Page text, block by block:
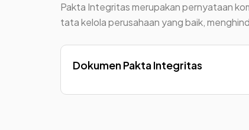
Pakta Integritas merupakan pernyataan
tata kelola perusahaan yang baik,
Dokumen Pakta Integritas